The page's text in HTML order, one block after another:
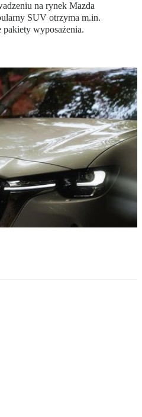
na rynek Mazda
SUV otrzyma m.in.
wyposażenia.